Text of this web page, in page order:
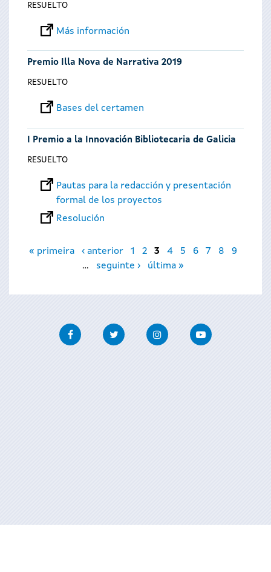
RESUELTO
Más información
Premio Illa Nova de Narrativa 2019
RESUELTO
Bases del certamen
I Premio a la Innovación Bibliotecaria de Galicia
RESUELTO
Pautas para la redacción y presentación
formal de los proyectos
Resolución
Páginas
« primeira ‹ anterior 1 2 3 4 5 6 7 8
9
…
seguinte › última »
FacebookTwitter InstagramYoutube